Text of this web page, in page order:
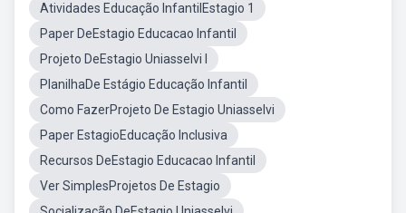
Atividades Educação InfantilEstagio 1
Paper DeEstagio Educacao Infantil
Projeto DeEstagio Uniasselvi I
PlanilhaDe Estágio Educação Infantil
Como FazerProjeto De Estagio Uniasselvi
Paper EstagioEducação Inclusiva
Recursos DeEstagio Educacao Infantil
Ver SimplesProjetos De Estagio